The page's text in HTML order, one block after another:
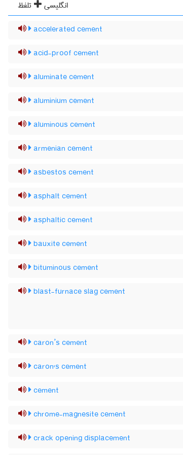
انگلیسی
تلفظ
accelerated cement
acid-proof cement
aluminate cement
aluminium cement
aluminous cement
armenian cement
asbestos cement
asphalt cement
asphaltic cement
bauxite cement
bituminous cement
blast-furnace slag cement
caron’s cement
caron's cement
cement
chrome-magnesite cement
crack opening displacement